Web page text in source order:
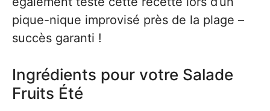
pique-nique improvisé près de la plage –
succès garanti !
Ingrédients pour votre Salade
Fruits Été